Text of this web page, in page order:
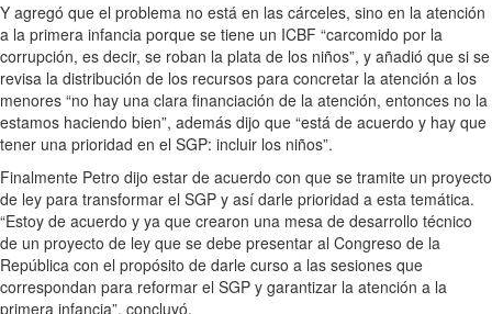
Y agregó que el problema no está en las cárceles, sino en la atención
a la primera infancia porque se tiene un ICBF “carcomido por la
corrupción, es decir, se roban la plata de los niños”, y añadió que si se
revisa la distribución de los recursos para concretar la atención a los
menores “no hay una clara financiación de la atención, entonces no la
estamos haciendo bien”, además dijo que “está de acuerdo y hay que
tener una prioridad en el SGP: incluir los niños”.
Finalmente Petro dijo estar de acuerdo con que se tramite un proyecto
de ley para transformar el SGP y así darle prioridad a esta temática.
“Estoy de acuerdo y ya que crearon una mesa de desarrollo técnico
de un proyecto de ley que se debe presentar al Congreso de la
República con el propósito de darle curso a las sesiones que
correspondan para reformar el SGP y garantizar la atención a la
primera infancia”, concluyó.